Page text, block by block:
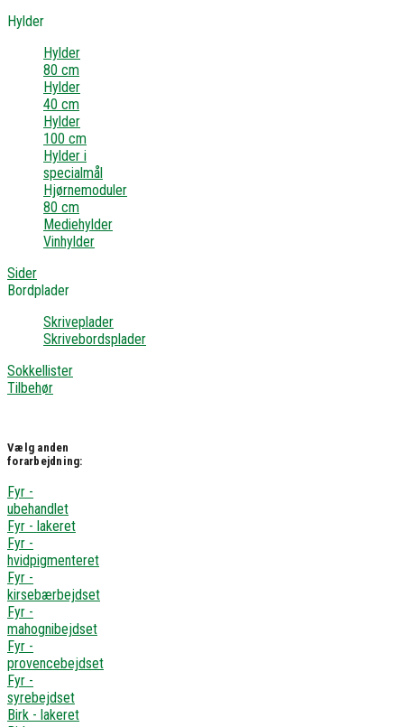
Hylder
Hylder
80 cm
Hylder
40 cm
Hylder
100 cm
Hylder i
specialmål
Hjørnemoduler
80 cm
Mediehylder
Vinhylder
Sider
Bordplader
Skriveplader
Skrivebordsplader
Sokkellister
Tilbehør
Vælg anden
forarbejdning:
Fyr -
ubehandlet
Fyr - lakeret
Fyr -
hvidpigmenteret
Fyr -
kirsebærbejdset
Fyr -
mahognibejdset
Fyr -
provencebejdset
Fyr -
syrebejdset
Birk - lakeret